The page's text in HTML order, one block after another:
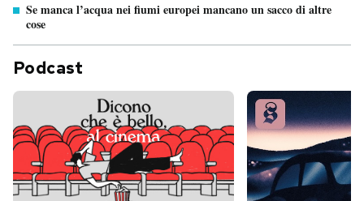
Se manca l’acqua nei fiumi europei mancano un sacco di altre
cose
Podcast